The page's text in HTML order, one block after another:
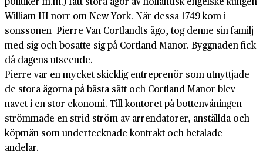
William III norr om New York. När dessa 1749 kom i
sonssonen Pierre Van Cortlandts ägo, tog denne sin familj
med sig och bosatte sig på Cortland Manor. Byggnaden fick
då dagens utseende.
Pierre var en mycket skicklig entreprenör som utnyttjade
de stora ägorna på bästa sätt och Cortland Manor blev
navet i en stor ekonomi. Till kontoret på bottenvåningen
strömmade en strid ström av arrendatorer, anställda och
köpmän som undertecknade kontrakt och betalade
andelar.